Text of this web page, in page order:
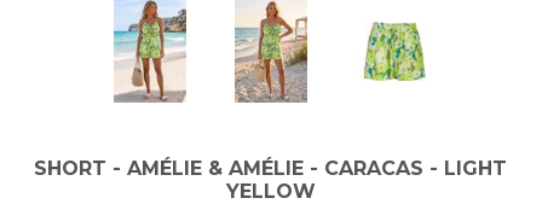
SHORT - AMÉLIE & AMÉLIE - CARACAS - LIGHT
YELLOW